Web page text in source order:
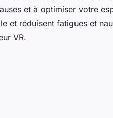
et à optimiser votre
et réduisent fatigues et
VR.